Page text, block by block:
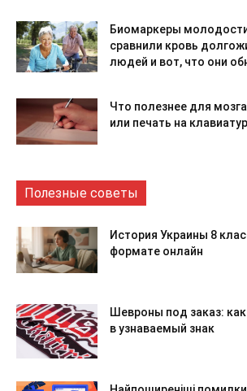
Биомаркеры
сравнили кровь
людей и вот, что они
Что полезнее для
или печать на
Полезные советы
История Украины 8
формате онлайн
Шевроны под заказ:
в узнаваемый знак